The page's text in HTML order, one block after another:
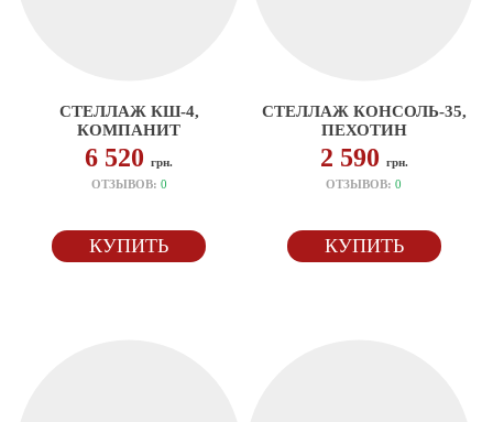
СТЕЛЛАЖ КШ-4,
КОМПАНИТ
6 520грн.
ОТЗЫВОВ: 0
КУПИТЬ
СТЕЛЛАЖ КОНСОЛЬ-35,
ПЕХОТИН
2 590 грн.
ОТЗЫВОВ:0
КУПИТЬ